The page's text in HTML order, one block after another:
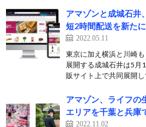
アマゾンと成城石井
短2時間配送を新た
2022.05.11
東京に加え横浜と川崎
展開する成城石井は5月
販サイト上で共同展開
アマゾン、ライフの
エリアを千葉と兵庫
2022.11.02